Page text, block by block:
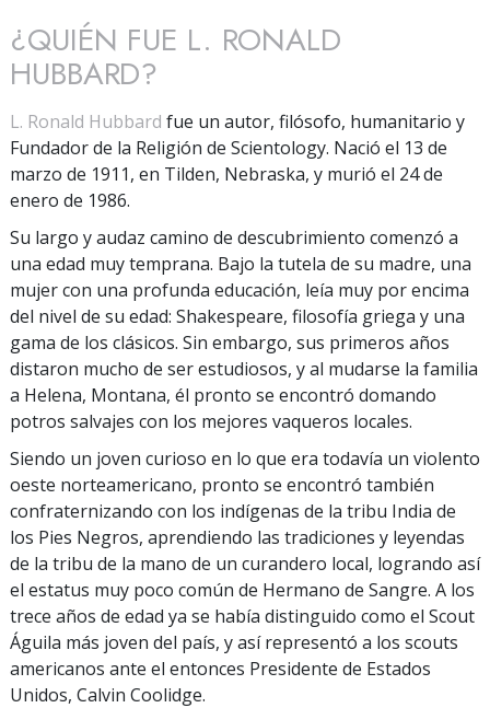
¿QUIÉN FUE L. RONALD
HUBBARD?
L. Ronald Hubbard fue un autor, filósofo, humanitario y
Fundador de la Religión de Scientology. Nació el 13 de
marzo de 1911, en Tilden, Nebraska, y murió el 24 de
enero de 1986.
Su largo y audaz camino de descubrimiento comenzó a
una edad muy temprana. Bajo la tutela de su madre, una
mujer con una profunda educación, leía muy por encima
del nivel de su edad: Shakespeare, filosofía griega y una
gama de los clásicos. Sin embargo, sus primeros años
distaron mucho de ser estudiosos, y al mudarse la familia
a Helena, Montana, él pronto se encontró domando
potros salvajes con los mejores vaqueros locales.
Siendo un joven curioso en lo que era todavía un violento
oeste norteamericano, pronto se encontró también
confraternizando con los indígenas de la tribu India de
los Pies Negros, aprendiendo las tradiciones y leyendas
de la tribu de la mano de un curandero local, logrando así
el estatus muy poco común de Hermano de Sangre. A los
trece años de edad ya se había distinguido como el Scout
Águila más joven del país, y así representó a los scouts
americanos ante el entonces Presidente de Estados
Unidos, Calvin Coolidge.